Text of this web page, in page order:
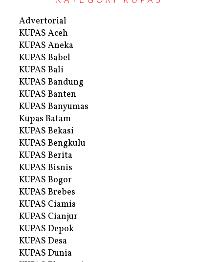
Advertorial
KUPAS Aceh
KUPAS Aneka
KUPAS Babel
KUPAS Bali
KUPAS Bandung
KUPAS Banten
KUPAS Banyumas
Kupas Batam
KUPAS Bekasi
KUPAS Bengkulu
KUPAS Berita
KUPAS Bisnis
KUPAS Bogor
KUPAS Brebes
KUPAS Ciamis
KUPAS Cianjur
KUPAS Depok
KUPAS Desa
KUPAS Dunia